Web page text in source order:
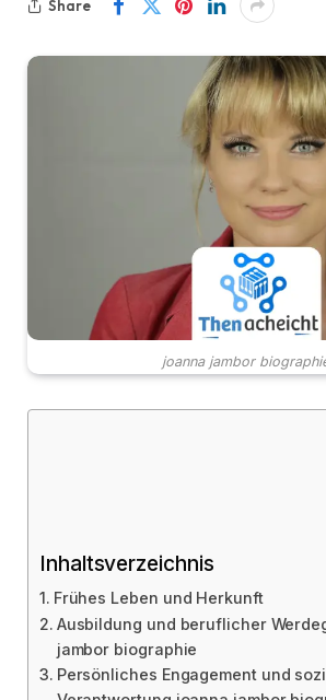
Share
joanna jambor
Inhaltsverzeichnis
Frühes Leben und Herkunft
Ausbildung und beruflicher
jambor biographie
Persönliches Engagement und